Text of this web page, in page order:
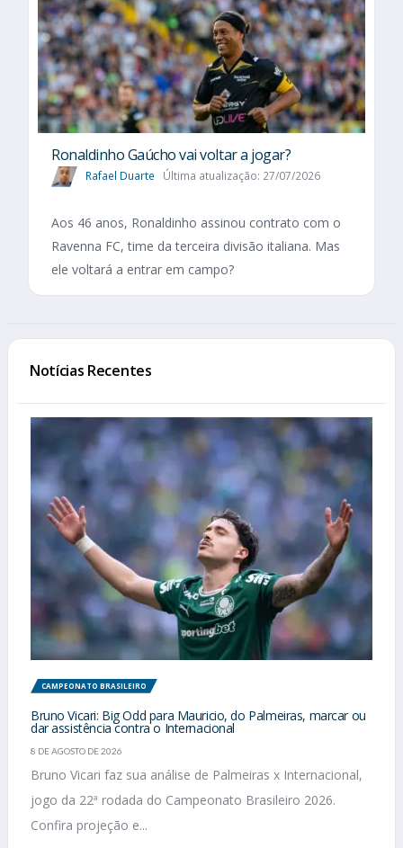
Ronaldinho Gaúcho vai voltar a jogar?
Rafael Duarte Última atualização: 27/07/2026
Aos 46 anos, Ronaldinho assinou contrato com o
Ravenna FC, time da terceira divisão italiana. Mas
ele voltará a entrar em campo?
Notícias Recentes
CAMPEONATO BRASILEIRO
Bruno Vicari: Big Odd para Mauricio, do Palmeiras, marcar ou
dar assistência contra o Internacional
8 DE AGOSTO DE 2026
Bruno Vicari faz sua análise de Palmeiras x Internacional,
jogo da 22ª rodada do Campeonato Brasileiro 2026.
Confira projeção e...